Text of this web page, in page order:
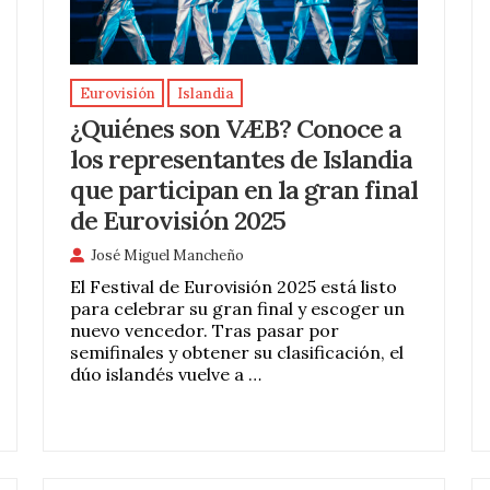
Eurovisión Islandia
¿Quiénes son VÆB? Conoce a
los representantes de Islandia
que participan en la gran final
de Eurovisión 2025
José Miguel Mancheño
El Festival de Eurovisión 2025 está listo
para celebrar su gran final y escoger un
nuevo vencedor. Tras pasar por
semifinales y obtener su clasificación, el
dúo islandés vuelve a …